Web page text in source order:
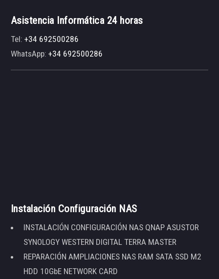
Asistencia Informática 24 horas
Tel:+34 692500286
WhatsApp:+34 692500286
Instalación Configuración NAS
INSTALACIÓN CONFIGURACIÓN NAS QNAP ASUSTOR
SYNOLOGY WESTERN DIGITAL TERRA MASTER
REPARACIÓN AMPLIACIONES NAS RAM SATA SSD M2
HDD 10GbE NETWORK CARD